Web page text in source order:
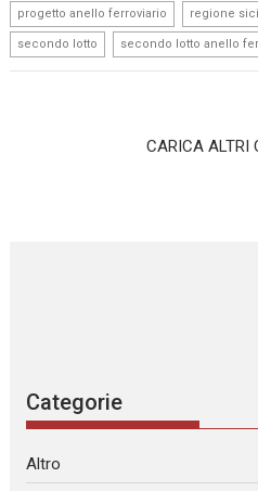
progetto anello ferroviario regione
secondo lotto secondo lotto anello
CARICA ALTRI
Categorie
Altro